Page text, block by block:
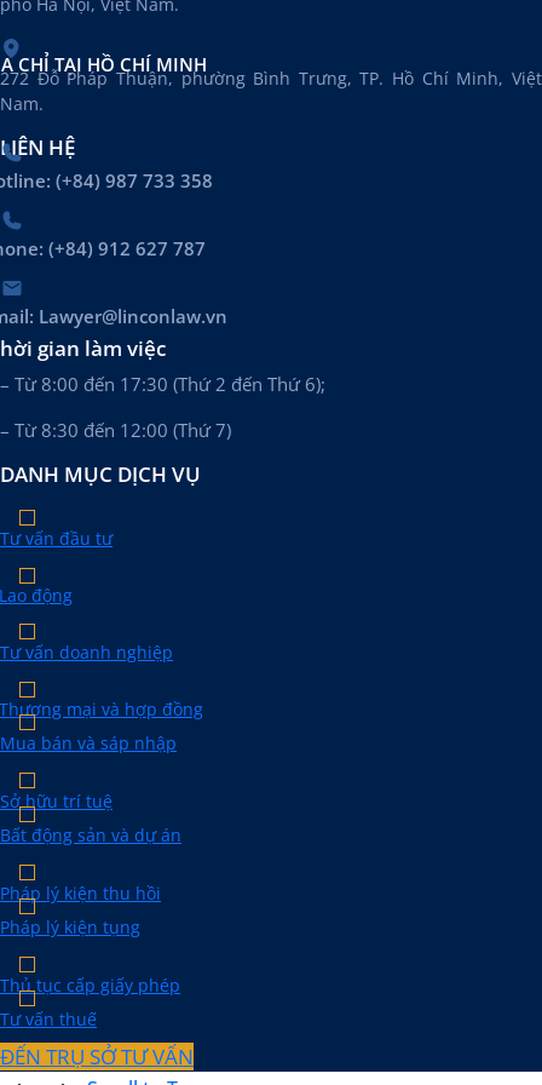
CHỈ TẠI HỒ CHÍ MINH
272 Đỗ Pháp Thuận, phường Bình Trưng, TP. Hồ Chí Minh, Việt
Nam.
LIÊN HỆ
(+84) 987 733 358
(+84) 912 627 787
Lawyer@linconlaw.vn
gian làm việc
– Từ 8:00 đến 17:30 (Thứ 2 đến Thứ 6);
– Từ 8:30 đến 12:00 (Thứ 7)
DANH MỤC DỊCH VỤ
Tư vấn đầu tư
Lao động
Tư vấn doanh nghiệp
Thương mại và hợp đồng
Mua bán và sáp nhập
Sở hữu trí tuệ
Bất động sản và dự án
Pháp lý kiện thu hồi
Pháp lý kiện tụng
Thủ tục cấp giấy phép
Tư vấn thuế
ĐẾN TRỤ SỞ TƯ VẤN